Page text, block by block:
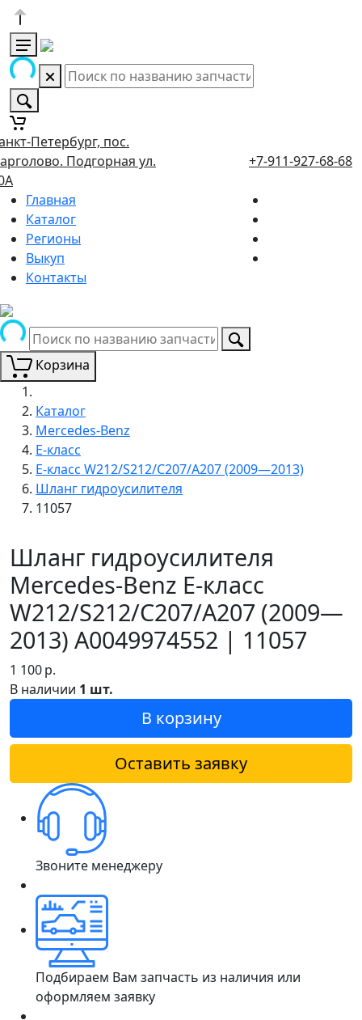
Петербург, пос.
Подгорная ул.
+7-911-927-68-68
Главная
Каталог
Регионы
Выкуп
Контакты
Корзина
Каталог
Mercedes-Benz
E-класс
E-класс W212/S212/C207/A207 (2009—2013)
Шланг гидроусилителя
11057
Шланг гидроусилителя
Mercedes-Benz E-класс
W212/S212/C207/A207 (2009—
2013) A0049974552 | 11057
1 100р.
В наличии 1 шт.
В корзину
Оставить заявку
Звоните менеджеру
Подбираем Вам запчасть из наличия или
оформляем заявку